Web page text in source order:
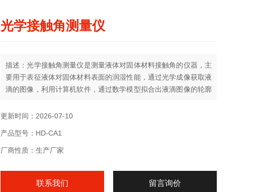
光学接触角测量仪
描述：光学接触角测量仪是测量液体对固体材料接触角的仪器，主
要用于表征液体对固体材料表面的润湿性能，通过光学成像获取液
滴的图像，利用计算机软件，通过数学模型拟合出液滴图像的轮廓
更新时间：2026-07-10
产品型号：HD-CA1
厂商性质：生产厂家
联系我们 留言询价